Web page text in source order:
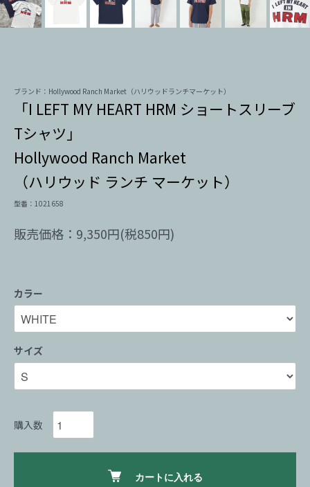
ブランド：Hollywood Ranch Market（ハリウッドランチマーケット）
「I LEFT MY HEART HRM ショートスリーブ
Tシャツ」
Hollywood Ranch Market
（ハリウッド ランチ マーケット）
型番：1021658
販売価格：9,350円(税850円)
カラー
サイズ
購入数
カートに入れる